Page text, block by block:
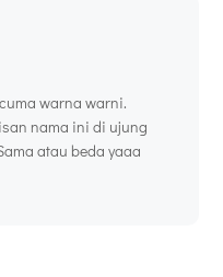
warna warni.
nama ini di ujung
atau beda yaaa